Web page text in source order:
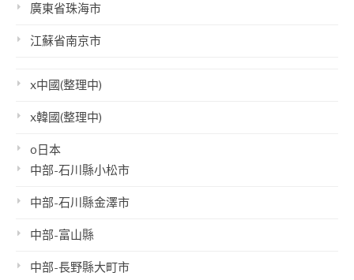
廣東省珠海市
江蘇省南京市
x中國(整理中)
x韓國(整理中)
o日本
中部-石川縣小松市
中部-石川縣金澤市
中部-富山縣
中部-長野縣大町市